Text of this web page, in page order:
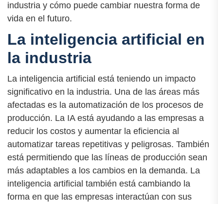
industria y cómo puede cambiar nuestra forma de
vida en el futuro.
La inteligencia artificial en
la industria
La inteligencia artificial está teniendo un impacto
significativo en la industria. Una de las áreas más
afectadas es la automatización de los procesos de
producción. La IA está ayudando a las empresas a
reducir los costos y aumentar la eficiencia al
automatizar tareas repetitivas y peligrosas. También
está permitiendo que las líneas de producción sean
más adaptables a los cambios en la demanda. La
inteligencia artificial también está cambiando la
forma en que las empresas interactúan con sus